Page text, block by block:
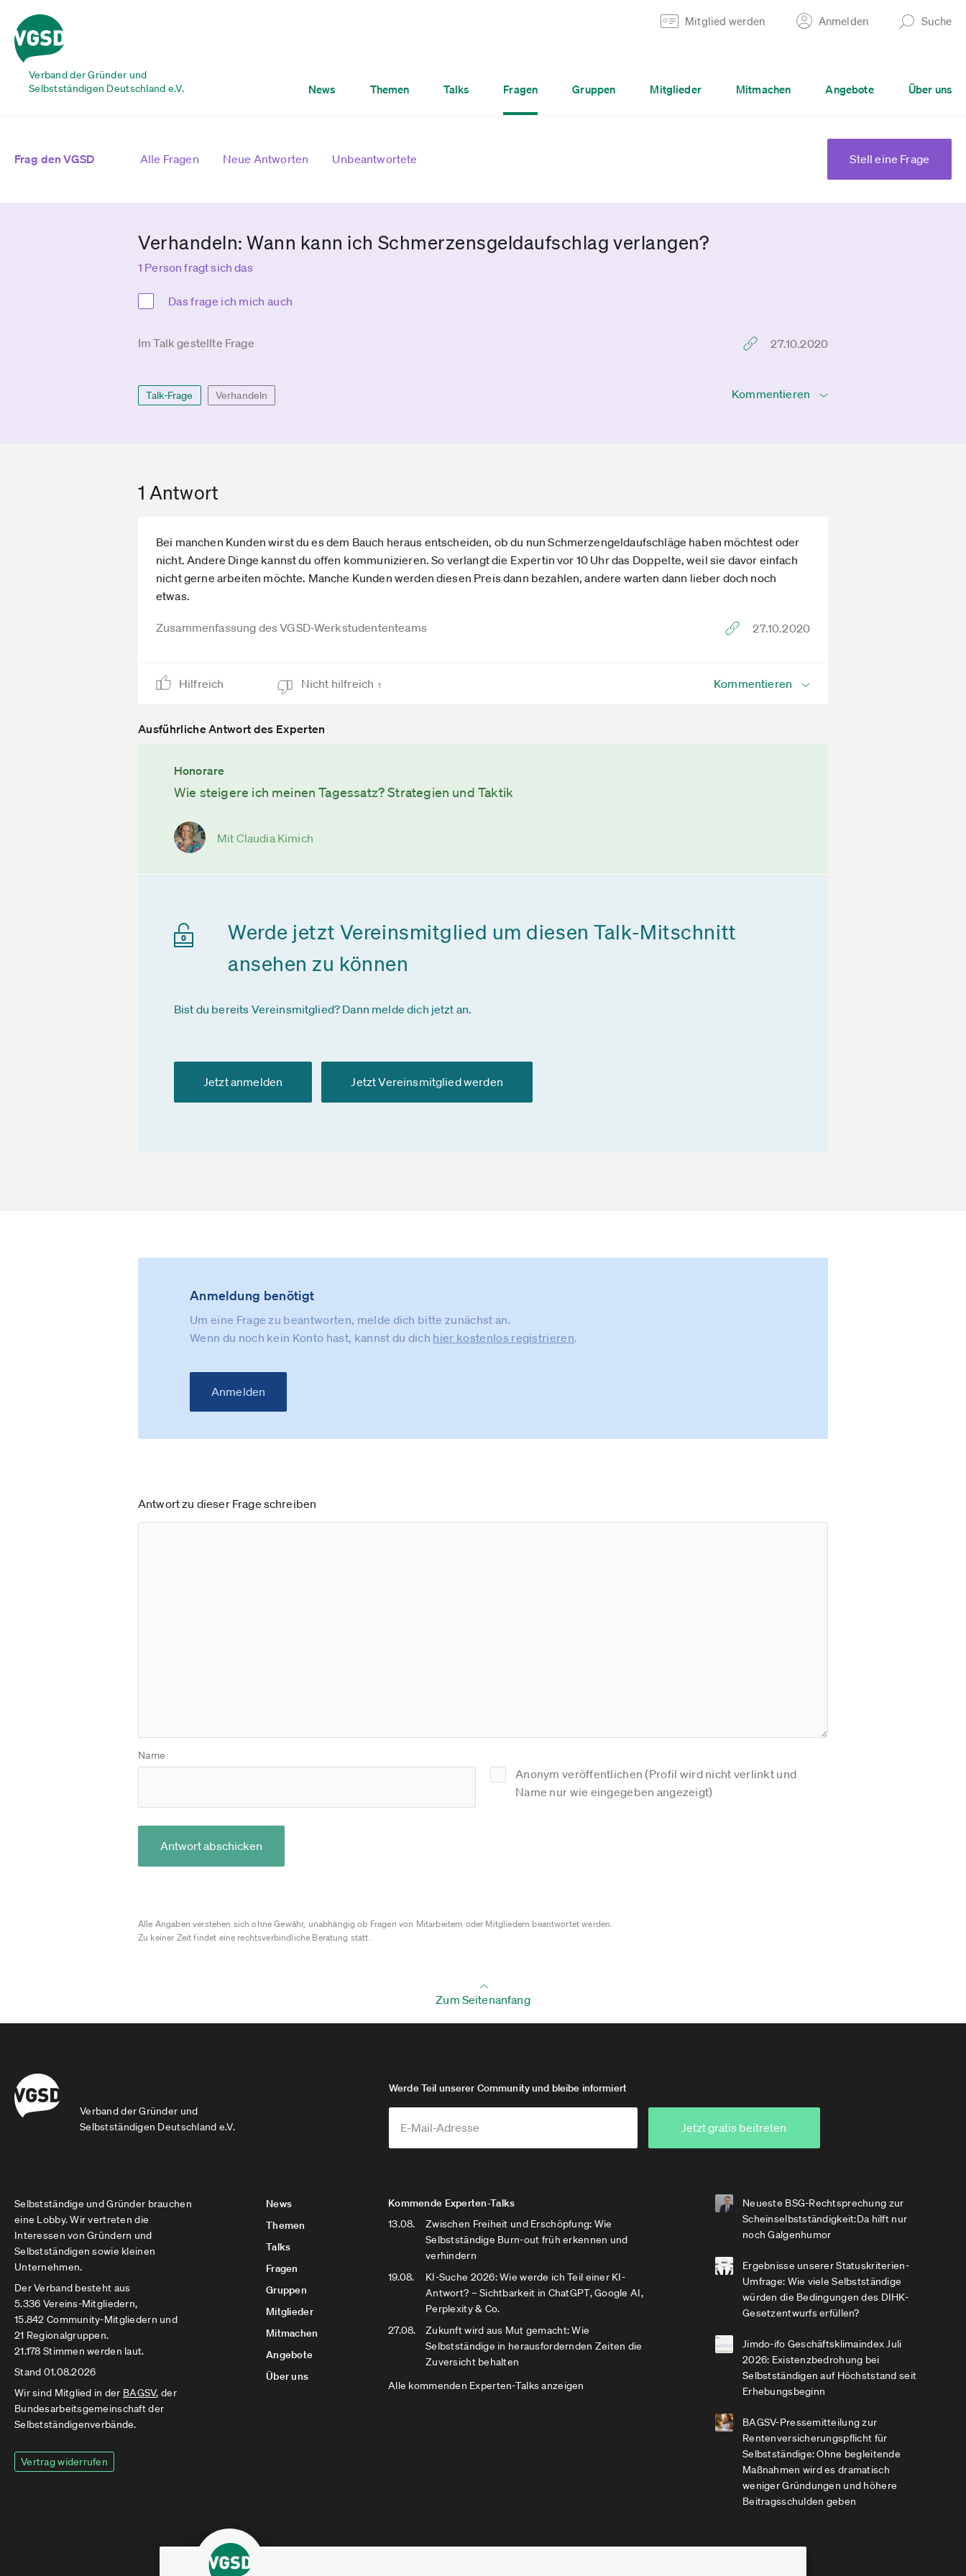
Verband der Gründer und
Selbstständigen Deutschland e.V.
Mitglied werden Anmelden Suche
News Themen Talks Fragen Gruppen Mitglieder Mitmachen Angebote Über uns
Frag den VGSD Alle Fragen Neue Antworten Unbeantwortete Stell eine Frage
Verhandeln: Wann kann ich Schmerzensgeldaufschlag verlangen?
1 Person fragt sich das
Das frage ich mich auch
Im Talk gestellte Frage 27.10.2020
Talk-Frage Verhandeln Kommentieren
1 Antwort
Bei manchen Kunden wirst du es dem Bauch heraus entscheiden, ob du nun Schmerzengeldaufschläge haben möchtest oder
nicht. Andere Dinge kannst du offen kommunizieren. So verlangt die Expertin vor 10 Uhr das Doppelte, weil sie davor einfach
nicht gerne arbeiten möchte. Manche Kunden werden diesen Preis dann bezahlen, andere warten dann lieber doch noch
etwas.
Zusammenfassung des VGSD-Werkstudententeams 27.10.2020
Hilfreich Nicht hilfreich 1 Kommentieren
Ausführliche Antwort des Experten
Honorare
Wie steigere ich meinen Tagessatz? Strategien und Taktik
Mit Claudia Kimich
Werde jetzt Vereinsmitglied um diesen Talk-Mitschnitt
ansehen zu können
Bist du bereits Vereinsmitglied? Dann melde dich jetzt an.
Jetzt anmelden Jetzt Vereinsmitglied werden
Anmeldung benötigt
Um eine Frage zu beantworten, melde dich bitte zunächst an.
Wenn du noch kein Konto hast, kannst du dich hier kostenlos registrieren.
Anmelden
Antwort zu dieser Frage schreiben
Name
Anonym veröffentlichen (Profil wird nicht verlinkt und
Name nur wie eingegeben angezeigt)
Antwort abschicken
Alle Angaben verstehen sich ohne Gewähr, unabhängig ob Fragen von Mitarbeitern oder Mitgliedern beantwortet werden.
Zu keiner Zeit findet eine rechtsverbindliche Beratung statt.
Zum Seitenanfang
Verband der Gründer und
Selbstständigen Deutschland e.V.
Werde Teil unserer Community und bleibe informiert
Jetzt gratis beitreten
Selbstständige und Gründer brauchen
eine Lobby. Wir vertreten die
Interessen von Gründern und
Selbstständigen sowie kleinen
Unternehmen.
Der Verband besteht aus
5.336 Vereins-Mitgliedern,
15.842 Community-Mitgliedern und
21 Regionalgruppen.
21.178 Stimmen werden laut.
Stand 01.08.2026
Wir sind Mitglied in der BAGSV, der
Bundesarbeitsgemeinschaft der
Selbstständigenverbände.
Vertrag widerrufen
News
Themen
Talks
Fragen
Gruppen
Mitglieder
Mitmachen
Angebote
Über uns
Kommende Experten-Talks
13.08.
Zwischen Freiheit und Erschöpfung: Wie
Selbstständige Burn-out früh erkennen und
verhindern
19.08.
KI-Suche 2026: Wie werde ich Teil einer KI-
Antwort? – Sichtbarkeit in ChatGPT, Google AI,
Perplexity & Co.
27.08.
Zukunft wird aus Mut gemacht: Wie
Selbstständige in herausfordernden Zeiten die
Zuversicht behalten
Alle kommenden Experten-Talks anzeigen
Neueste BSG-Rechtsprechung zur
Scheinselbstständigkeit:Da hilft nur
noch Galgenhumor
Ergebnisse unserer Statuskriterien-
Umfrage: Wie viele Selbstständige
würden die Bedingungen des DIHK-
Gesetzentwurfs erfüllen?
Jimdo-ifo Geschäftsklimaindex Juli
2026: Existenzbedrohung bei
Selbstständigen auf Höchststand seit
Erhebungsbeginn
BAGSV-Pressemitteilung zur
Rentenversicherungspflicht für
Selbstständige: Ohne begleitende
Maßnahmen wird es dramatisch
weniger Gründungen und höhere
Beitragsschulden geben